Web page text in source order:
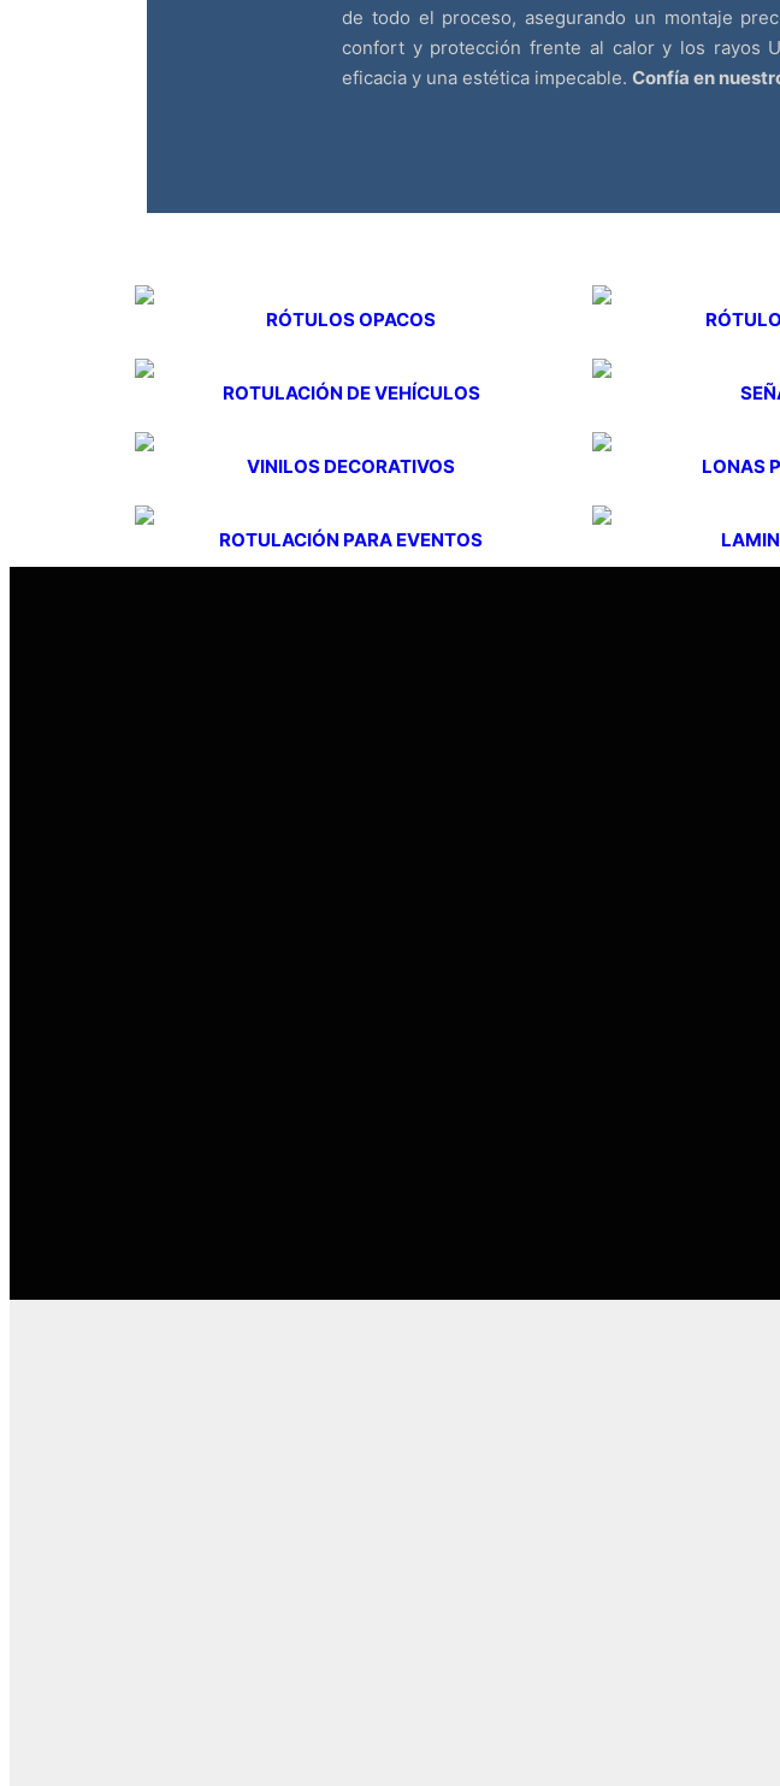
de todo el proceso, asegurando un montaje
confort y protección frente al calor y los rayos
eficacia y una estética impecable. Confía en
RÓTULOS OPACOS
ROTULACIÓN DE VEHÍCULOS
VINILOS DECORATIVOS LONAS
ROTULACIÓN PARA EVENTOS